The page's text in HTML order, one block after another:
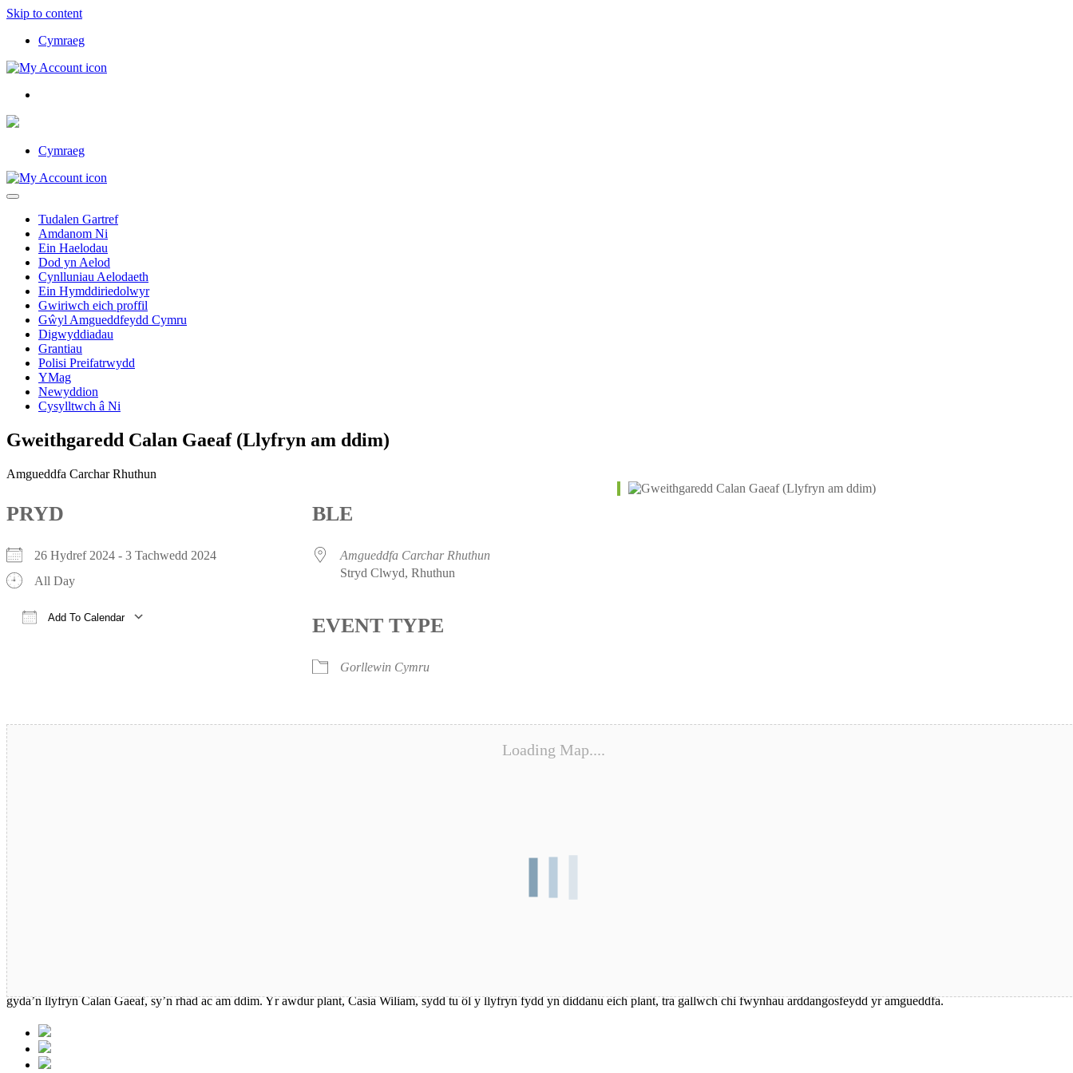
Skip to content
Cymraeg
Main
Navigation
Cymraeg
Tudalen Gartref
Amdanom Ni
Ein Haelodau
Dod yn Aelod
Cynlluniau Aelodaeth
Ein Hymddiriedolwyr
Gwiriwch eich proffil
Gŵyl Amgueddfeydd Cymru
Digwyddiadau
Grantiau
Polisi Preifatrwydd
YMag
Newyddion
Cysylltwch â Ni
Gweithgaredd Calan Gaeaf (Llyfryn am ddim)
Amgueddfa Carchar Rhuthun
PRYD
26 Hydref 2024 - 3 Tachwedd 2024
All Day
Add To Calendar
BLE
Amgueddfa Carchar Rhuthun
Stryd Clwyd, Rhuthun
EVENT TYPE
Gorllewin Cymru
Loading Map....
Dewch i ymuno yn ein halibalŵ Calan Gaeaf yr hanner tymor hwn! Gall ymwelwyr ddarganfod ein traddodiadau Calan Gaeaf, fel lanterni meipen, mwyar budron, yr ‘Hwch Ddu Gwta’, a ‘Stwmp Naw Rhyw,
gyda’n llyfryn Calan Gaeaf, sy’n rhad ac am ddim. Yr awdur plant, Casia Wiliam, sydd tu ôl y llyfryn fydd yn diddanu eich plant, tra gallwch chi fwynhau arddangosfeydd yr amgueddfa.